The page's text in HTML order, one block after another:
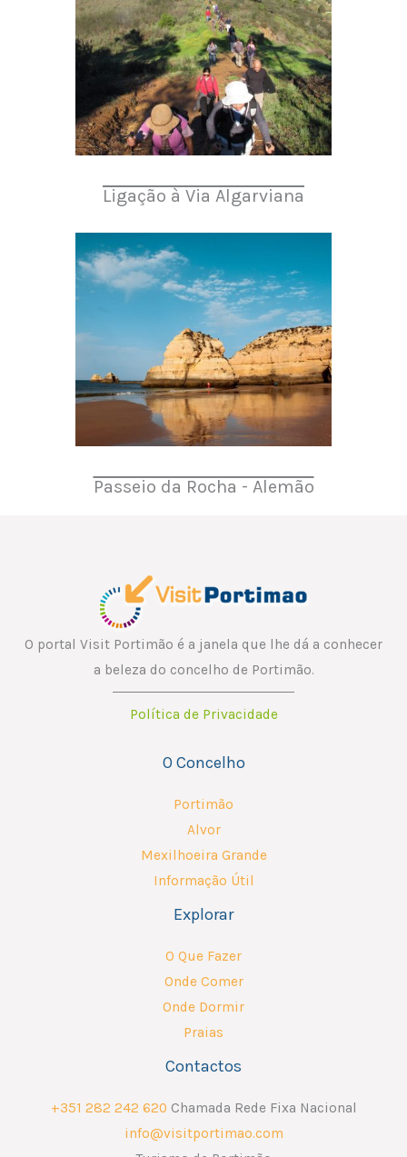
Ligação à Via Algarviana
Passeio da Rocha - Alemão
O portal Visit Portimão é a janela que lhe dá a conhecer
a beleza do concelho de Portimão.
Política de Privacidade
O Concelho
Portimão
Alvor
Mexilhoeira Grande
Informação Útil
Explorar
O Que Fazer
Onde Comer
Onde Dormir
Praias
Contactos
+351 282 242 620 Chamada Rede Fixa Nacional
info@visitportimao.com